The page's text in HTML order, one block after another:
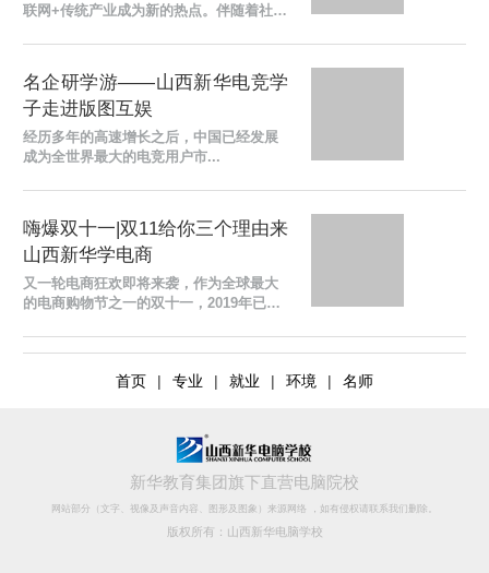
联网+传统产业成为新的热点。伴随着社会
能适应现在社会经济发展。但是，随着互
名企研学游——山西新华电竞学
子走进版图互娱
经历多年的高速增长之后，中国已经发展
成为全世界最大的电竞用户市...
嗨爆双十一|双11给你三个理由来
山西新华学电商
又一轮电商狂欢即将来袭，作为全球最大
的电商购物节之一的双十一，2019年已收
天猫双十一全天成交额达到2684亿元，巨
首页 | 专业 | 就业 | 环境 | 名师
新华教育集团旗下直营电脑院校
网站部分（文字、视像及声音内容、图形及图象）来源网络 ，如有侵权请联系我们删除。
版权所有：山西新华电脑学校